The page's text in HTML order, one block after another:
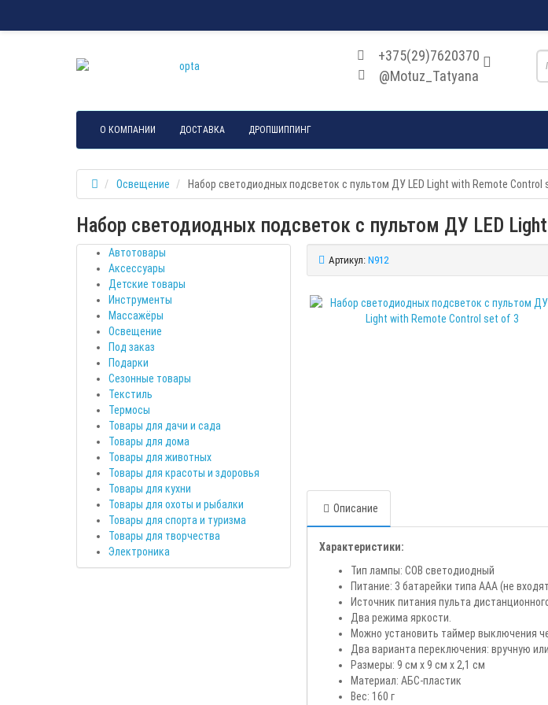
+375(29)7620370
@Motuz_Tatyana
О КОМПАНИИ ДОСТАВКА ДРОПШИППИНГ
Освещение Набор светодиодных подсветок с пультом ДУ LED Light with Remote Control
Набор светодиодных подсветок с пультом ДУ LED
Автотовары
Аксессуары
Детские товары
Инструменты
Массажёры
Освещение
Под заказ
Подарки
Сезонные товары
Текстиль
Термосы
Товары для дачи и сада
Товары для дома
Товары для животных
Товары для красоты и здоровья
Товары для кухни
Товары для охоты и рыбалки
Товары для спорта и туризма
Товары для творчества
Электроника
Артикул: N912
Описание
Характеристики:
Тип лампы: COB светодиодный
Питание: 3 батарейки типа AAA (не
Источник питания пульта
Два режима яркости.
Можно установить таймер выключения
Два варианта переключения: вручную
Размеры: 9 см x 9 см x 2,1 см
Материал: АБС-пластик
Вес: 160 г